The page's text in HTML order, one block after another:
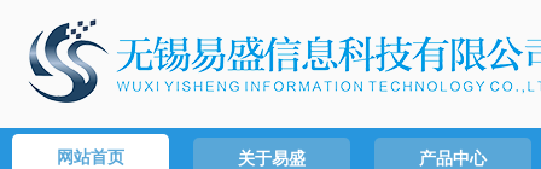
网站首页 关于易盛 产品中心